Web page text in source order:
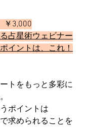
￥3,000
占星術ウェビナー
イントは、これ！
トをもっと多彩に
ポイントは
求められることを